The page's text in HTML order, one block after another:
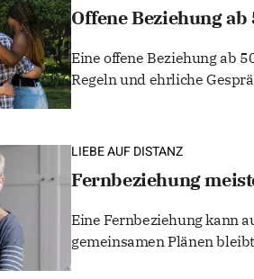
Offene Beziehung
Eine offene Beziehung ab
Regeln und ehrliche
LIEBE AUF DISTANZ
Fernbeziehung
Eine Fernbeziehung kann
gemeinsamen Plänen